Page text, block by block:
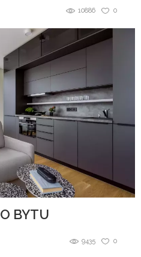
0
10886
BYTU
0
9435